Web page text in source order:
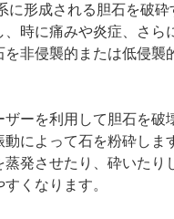
形成される胆石を破砕
時に痛みや炎症、さら
非侵襲的または低侵襲
ーを利用して胆石を破
によって石を粉砕しま
発させたり、砕いたり
くなります。